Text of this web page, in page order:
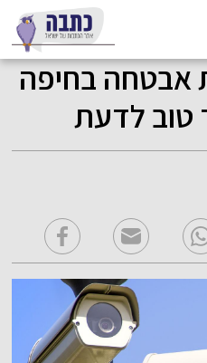
אבטחה בחיפה
טוב לדעת